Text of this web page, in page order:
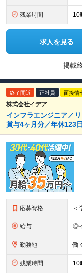
残業時間 10
求人を見る
掲載
終了間近 正社員 面接情
株式会社イデア
インフラエンジニア／
賞与4ヶ月分／年休123
応募資格
給与
勤務地
残業時間 10